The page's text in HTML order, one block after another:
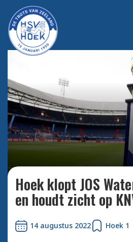
Hoek klopt JOS
en houdt zicht op
14 augustus 2022 Hoek 1